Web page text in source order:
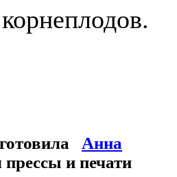
Анна
и печати